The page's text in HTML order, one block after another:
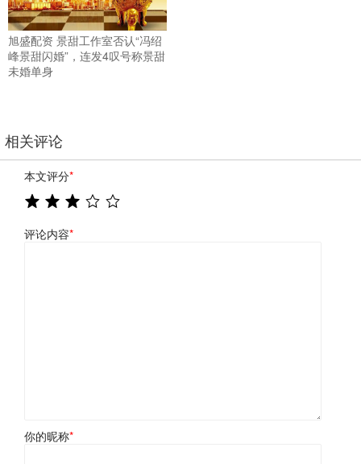
旭盛配资 景甜工作室否认“冯绍
峰景甜闪婚”，连发4叹号称景甜
未婚单身
相关评论
本文评分*
评论内容*
你的昵称*